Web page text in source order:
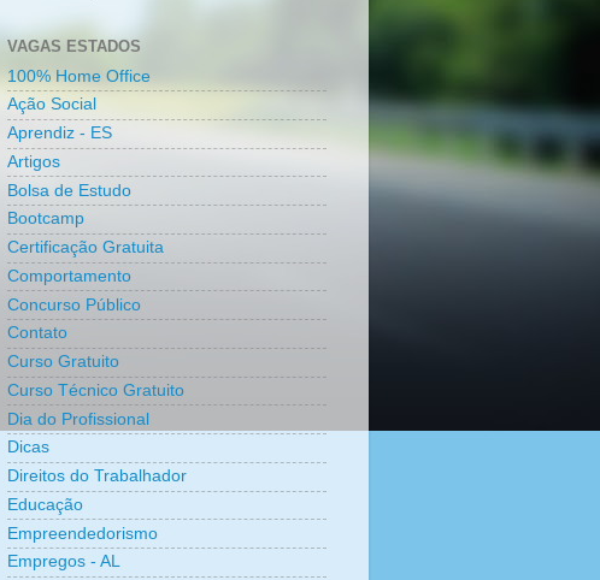
VAGAS ESTADOS
100% Home Office
Ação Social
Aprendiz - ES
Artigos
Bolsa de Estudo
Bootcamp
Certificação Gratuita
Comportamento
Concurso Público
Contato
Curso Gratuito
Curso Técnico Gratuito
Dia do Profissional
Dicas
Direitos do Trabalhador
Educação
Empreendedorismo
Empregos - AL